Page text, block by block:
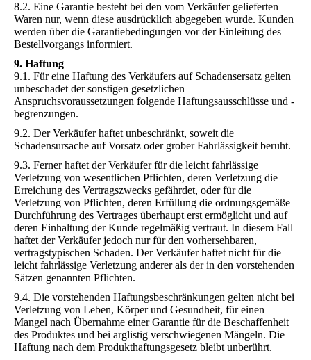
8.2. Eine Garantie besteht bei den vom Verkäufer gelieferten
Waren nur, wenn diese ausdrücklich abgegeben wurde. Kunden
werden über die Garantiebedingungen vor der Einleitung des
Bestellvorgangs informiert.
9. Haftung
9.1. Für eine Haftung des Verkäufers auf Schadensersatz gelten
unbeschadet der sonstigen gesetzlichen
Anspruchsvoraussetzungen folgende Haftungsausschlüsse und -
begrenzungen.
9.2. Der Verkäufer haftet unbeschränkt, soweit die
Schadensursache auf Vorsatz oder grober Fahrlässigkeit beruht.
9.3. Ferner haftet der Verkäufer für die leicht fahrlässige
Verletzung von wesentlichen Pflichten, deren Verletzung die
Erreichung des Vertragszwecks gefährdet, oder für die
Verletzung von Pflichten, deren Erfüllung die ordnungsgemäße
Durchführung des Vertrages überhaupt erst ermöglicht und auf
deren Einhaltung der Kunde regelmäßig vertraut. In diesem Fall
haftet der Verkäufer jedoch nur für den vorhersehbaren,
vertragstypischen Schaden. Der Verkäufer haftet nicht für die
leicht fahrlässige Verletzung anderer als der in den vorstehenden
Sätzen genannten Pflichten.
9.4. Die vorstehenden Haftungsbeschränkungen gelten nicht bei
Verletzung von Leben, Körper und Gesundheit, für einen
Mangel nach Übernahme einer Garantie für die Beschaffenheit
des Produktes und bei arglistig verschwiegenen Mängeln. Die
Haftung nach dem Produkthaftungsgesetz bleibt unberührt.